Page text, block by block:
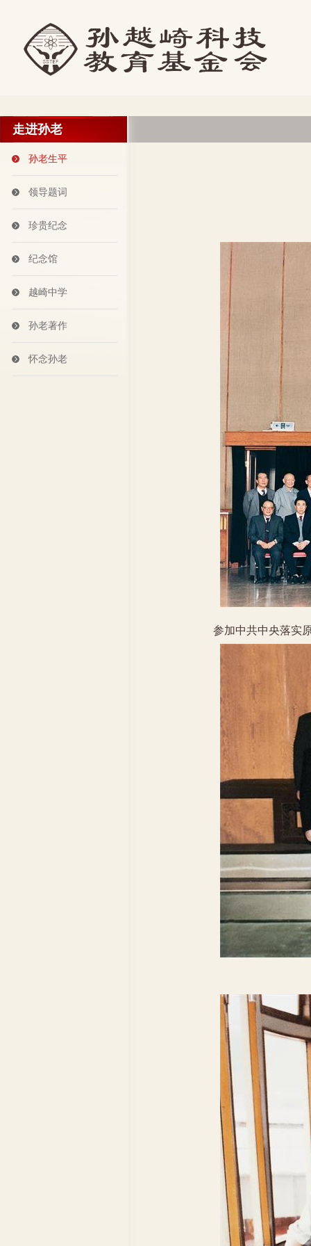
走进孙老
孙老生平
领导题词
珍贵纪念
纪念馆
越崎中学
孙老著作
怀念孙老
参加中共中央落实